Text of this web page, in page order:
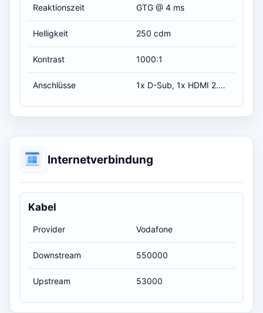
Reaktionszeit GTG @ 4 ms
Helligkeit 250 cdm
Kontrast 1000:1
Anschlüsse 1x D-Sub, 1x HDMI 2.0, 1x DisplayPort 2.1, 1x Headphone-Jack
Internetverbindung
Kabel
Provider Vodafone
Downstream 550000
Upstream 53000